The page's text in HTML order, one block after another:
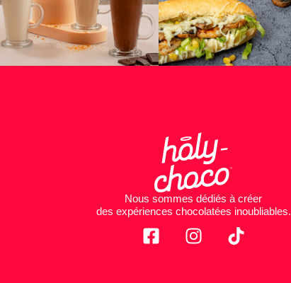
Nous sommes dédiés à créer
des expériences chocolatées inoubliables.